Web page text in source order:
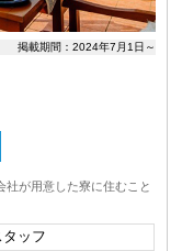
掲載期間：2024年7月1日～
社が用意した寮に住むこと
ッフ